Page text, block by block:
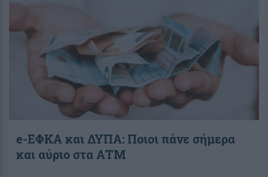
e-ΕΦΚΑ και ΔΥΠΑ: Ποιοι πάνε σήμερα
και αύριο στα ΑΤΜ